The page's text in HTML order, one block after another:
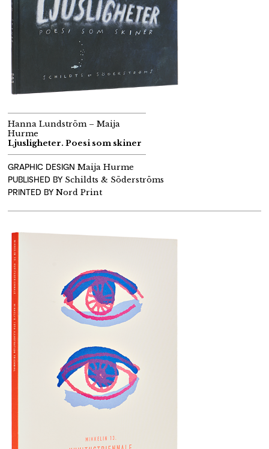
Hanna Lundström – Maija
Hurme
Ljusligheter. Poesi som skiner
GRAPHIC DESIGN Maija Hurme
PUBLISHED BY Schildts & Söderströms
PRINTED BY Nord Print